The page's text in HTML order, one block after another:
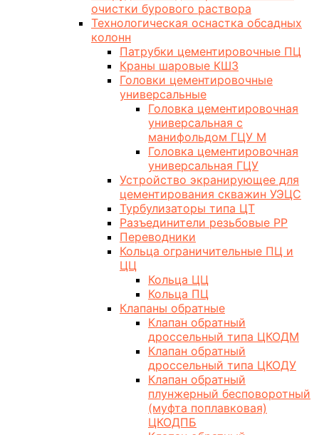
очистки бурового раствора
Технологическая оснастка обсадных
колонн
Патрубки цементировочные ПЦ
Краны шаровые КШЗ
Головки цементировочные
универсальные
Головка цементировочная
универсальная с
манифольдом ГЦУ М
Головка цементировочная
универсальная ГЦУ
Устройство экранирующее для
цементирования скважин УЭЦС
Турбулизаторы типа ЦТ
Разъединители резьбовые РР
Переводники
Кольца ограничительные ПЦ и
ЦЦ
Кольца ЦЦ
Кольца ПЦ
Клапаны обратные
Клапан обратный
дроссельный типа ЦКОДМ
Клапан обратный
дроссельный типа ЦКОДУ
Клапан обратный
плунжерный бесповоротный
(муфта поплавковая)
ЦКОДПБ